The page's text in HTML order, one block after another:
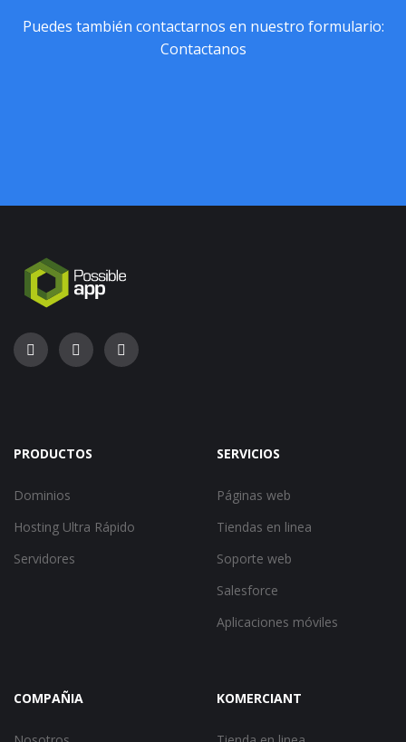
Puedes también contactarnos en nuestro formulario:
Contactanos
PRODUCTOS
Dominios
Hosting Ultra Rápido
Servidores
SERVICIOS
Páginas web
Tiendas en linea
Soporte web
Salesforce
Aplicaciones móviles
COMPAÑIA KOMERCIANT